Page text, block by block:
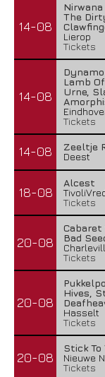
14-08
The
Lierop
Tickets
14-08
Lamb
Urne,
Tickets
14-08
Zeeltje
Deest
18-08
Alcest
Tickets
20-08
Cabaret
Bad
Tickets
20-08
Hives,
Hasselt
Tickets
20-08
Stick To
Nieuwe
Tickets